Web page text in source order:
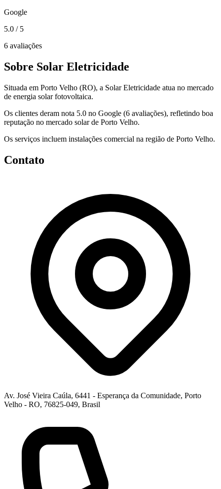
Google
5.0 / 5
6 avaliações
Sobre Solar Eletricidade
Situada em Porto Velho (RO), a Solar Eletricidade atua no mercado
de energia solar fotovoltaica.
Os clientes deram nota 5.0 no Google (6 avaliações), refletindo boa
reputação no mercado solar de Porto Velho.
Os serviços incluem instalações comercial na região de Porto Velho.
Contato
Av. José Vieira Caúla, 6441 - Esperança da Comunidade, Porto
Velho - RO, 76825-049, Brasil